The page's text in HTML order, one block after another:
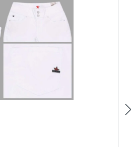
von 5 von 5 Sternen